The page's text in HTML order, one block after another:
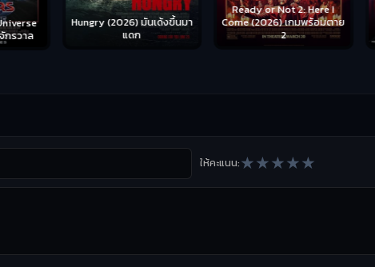
วาล
Hungry (2026) มันเด้งขึ้นมา
แดก
Ready or Not 2: Here I
Come (2026) เกมพร้อมตาย
2
ให้คะแนน:★★★★★